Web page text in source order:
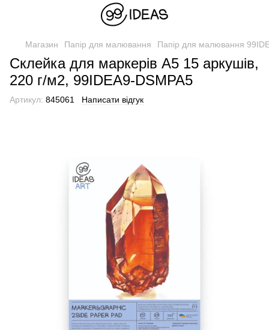
Магазин Папір для малювання Папір для малювання
Склейка для маркерів А5 15 аркушів,
220 г/м2, 99IDEA9-DSMPA5
Артикул: 845061 Написати відгук